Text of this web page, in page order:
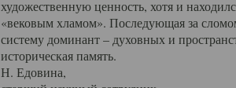
художественную ценность, хотя и
«вековым хламом». Последующая за
систему доминант – духовных и
историческая память.
Н. Едовина,